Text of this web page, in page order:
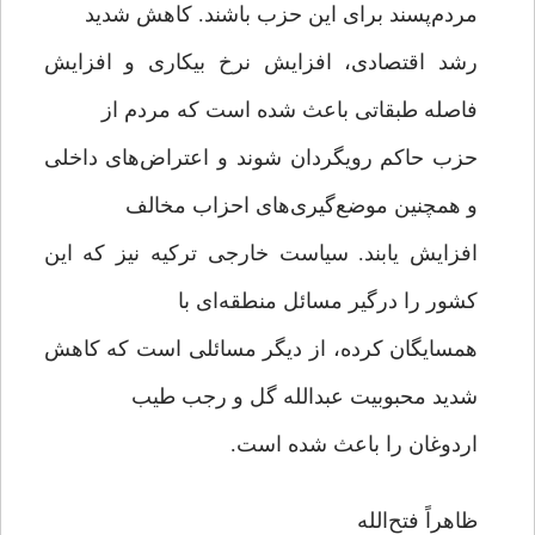
مردم‌پسند برای این حزب باشند. کاهش شدید
رشد اقتصادی، افزایش نرخ بیکاری و افزایش
فاصله طبقاتی باعث شده است که مردم از
حزب حاکم رویگردان شوند و اعتراض‌های داخلی
و همچنین موضع‌گیری‌های احزاب مخالف
افزایش یابند. سیاست خارجی ترکیه نیز که این
کشور را درگیر مسائل منطقه‌ای با
همسایگان کرده، از دیگر مسائلی است که کاهش
شدید محبوبیت عبدالله گل و رجب طیب
اردوغان را باعث شده است.
ظاهراً فتح‌الله